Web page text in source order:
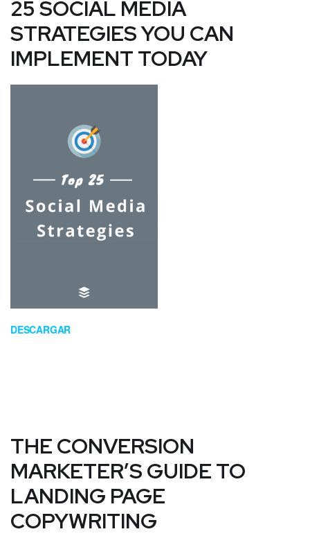
25 SOCIAL MEDIA
STRATEGIES YOU CAN
IMPLEMENT TODAY
DESCARGAR
THE CONVERSION
MARKETER’S GUIDE TO
LANDING PAGE
COPYWRITING